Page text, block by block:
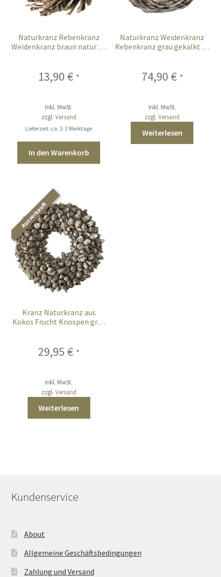
Naturkranz Rebenkranz
Weidenkranz braun natur 30
13,90 € *
Inkl. MwSt.
zzgl. Versand
Lieferzeit: ca. 2-3 Werktage
In den Warenkorb
Naturkranz Weidenkranz
Rebenkranz grau gekalkt 50
74,90 € *
Inkl. MwSt.
zzgl.Versand
Weiterlesen
Kranz Naturkranz aus
Kokos Frucht Knospen grau
29,95 € *
Inkl. MwSt.
zzgl. Versand
Weiterlesen
Kundenservice
About
Allgemeine Geschäftsbedingungen
Zahlung und Versand